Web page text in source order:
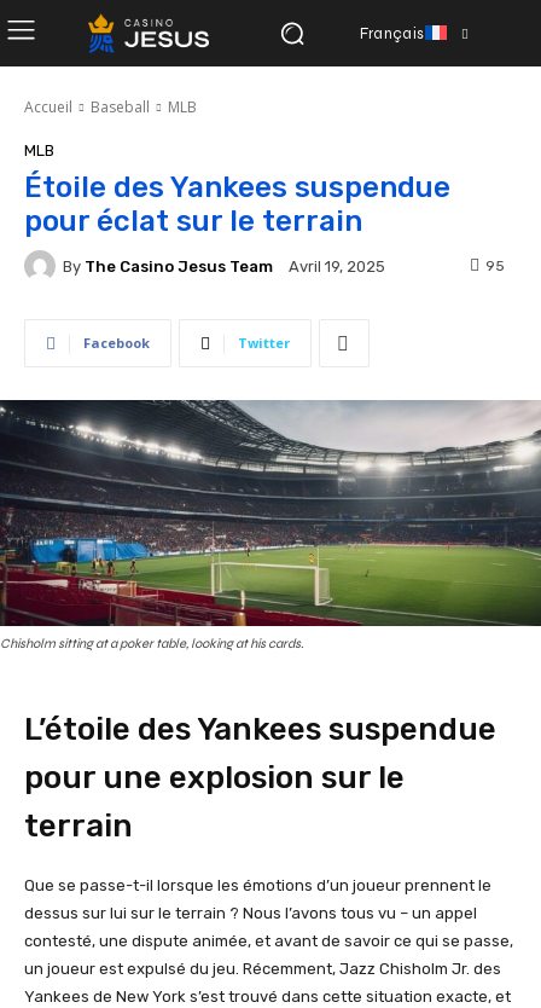
Français
Accueil Baseball MLB
MLB
Étoile des Yankees suspendue
pour éclat sur le terrain
By The Casino Jesus Team Avril 19, 2025 95
Facebook Twitter
Chisholm sitting at a poker table, looking at his cards.
L’étoile des Yankees suspendue
pour une explosion sur le
terrain
Que se passe-t-il lorsque les émotions d’un joueur prennent le
dessus sur lui sur le terrain ? Nous l’avons tous vu – un appel
contesté, une dispute animée, et avant de savoir ce qui se passe,
un joueur est expulsé du jeu. Récemment, Jazz Chisholm Jr. des
Yankees de New York s’est trouvé dans cette situation exacte, et